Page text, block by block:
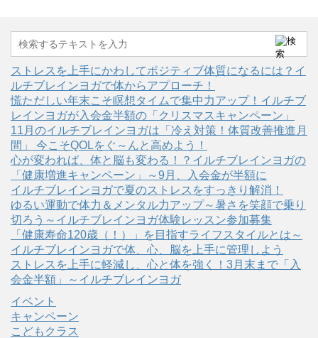
ストレスを上手にかわしてポジティブ体質になるには？イ
ルチブレインヨガで体からアプローチ！
慌ただしい年末こそ瞑想タイムで集中力アップ！イルチブ
レインヨガが入会金半額の「クリスマスキャンペーン」
11月のイルチブレインヨガは「冷え対策！体質改善推進月
間」 今こそQOLをぐ～んと高めよう！
心が変われば、体と脳も変わる！？イルチブレインヨガの
「健康増進キャンペーン」～9月、入会金が半額に
イルチブレインヨガで夏のストレスをすっきり解消！
ゆるい運動で体力＆メンタル力アップ～暑さを笑顔で乗り
切ろう～イルチブレインヨガ体験レッスン参加募集
「健康寿命120歳（！）」を目指すライフスタイルとは～
イルチブレインヨガで体、心、脳を上手に管理しよう
ストレスを上手に軽減し、心と体を強く！3月末まで「入
会金半額」～イルチブレインヨガ
イベント
キャンペーン
こどもクラス